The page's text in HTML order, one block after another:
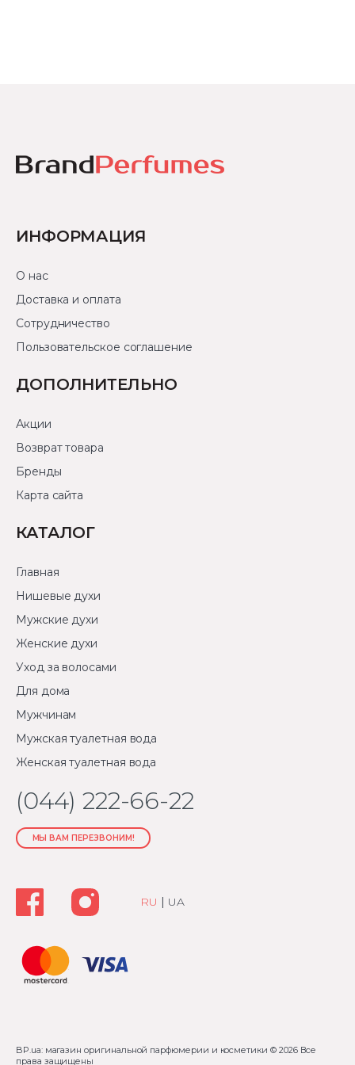
ИНФОРМАЦИЯ
О нас
Доставка и оплата
Сотрудничество
Пользовательское соглашение
ДОПОЛНИТЕЛЬНО
Акции
Возврат товара
Бренды
Карта сайта
КАТАЛОГ
Главная
Нишевые духи
Мужские духи
Женские духи
Уход за волосами
Для дома
Мужчинам
Мужская туалетная вода
Женская туалетная вода
(044) 222-66-22
МЫ ВАМ ПЕРЕЗВОНИМ!
RU | UA
BP.ua: магазин оригинальной парфюмерии и косметики © 2026 Все
права защищены